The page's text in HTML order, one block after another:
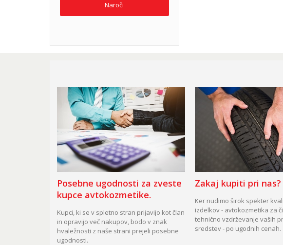
Naroči
Posebne ugodnosti za zveste
kupce avtokozmetike.
Kupci, ki se v spletno stran prijavijo kot član
in opravijo več nakupov, bodo v znak
hvaležnosti z naše strani prejeli posebne
ugodnosti.
Zakaj kupiti pri nas?
Ker nudimo širok spekter
izdelkov - avtokozmetika za
tehnično vzdrževanje vaših
sredstev - po ugodnih cenah.